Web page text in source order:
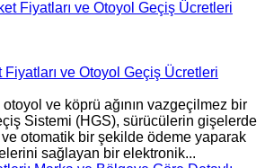
ve Otoyol Geçiş Ücretleri
ve köprü ağının vazgeçilmez bir
Sistemi (HGS), sürücülerin gişelerde
ve otomatik bir şekilde ödeme yaparak
sağlayan bir elektronik...